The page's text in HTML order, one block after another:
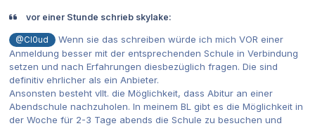
vor einer Stunde schrieb skylake:
@Cl0ud
Wenn sie das schreiben würde ich mich VOR einer
Anmeldung besser mit der entsprechenden Schule in Verbindung
setzen und nach Erfahrungen diesbezüglich fragen. Die sind
definitiv ehrlicher als ein Anbieter.
Ansonsten besteht vllt. die Möglichkeit, dass Abitur an einer
Abendschule nachzuholen. In meinem BL gibt es die Möglichkeit in
der Woche für 2-3 Tage abends die Schule zu besuchen und